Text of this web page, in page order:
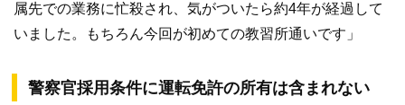
属先での業務に忙殺され、気がついたら約4年が経過して
いました。もちろん今回が初めての教習所通いです」
警察官採用条件に運転免許の所有は含まれない